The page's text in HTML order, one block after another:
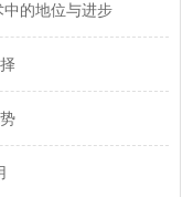
的地位与进步